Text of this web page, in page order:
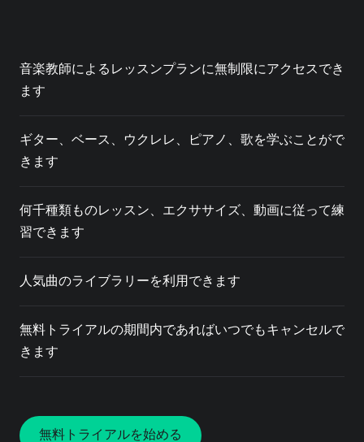
音楽教師によるレッスンプランに無制限にアクセスでき
ます
ギター、ベース、ウクレレ、ピアノ、歌を学ぶことがで
きます
何千種類ものレッスン、エクササイズ、動画に従って練
習できます
人気曲のライブラリーを利用できます
無料トライアルの期間内であればいつでもキャンセルで
きます
無料トライアルを始める